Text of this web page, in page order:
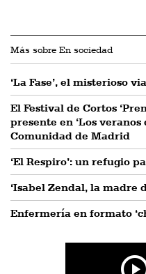
Más sobre En sociedad
‘La Fase’, el misterioso
El Festival de Cortos
presente en ‘Los
Comunidad de Madrid
‘El Respiro’: un refugio
‘Isabel Zendal, la madre
Enfermería en formato